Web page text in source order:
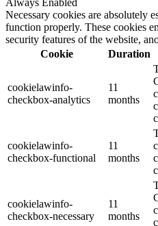
Always Enabled
Necessary cookies are absolutely
function properly. These cookies
security features of the website,
Cookie
Duration
cookielawinfo-
checkbox-analytics
11
months
cookielawinfo-
checkbox-functional
11
months
cookielawinfo-
checkbox-necessary
11
months